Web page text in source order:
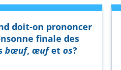
doit-on prononcer
finale des
bœuf, œufet os?